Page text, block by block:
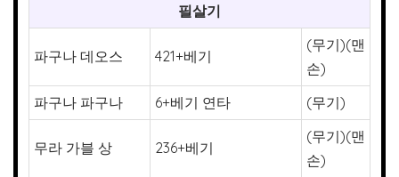
필살기
파구나 데오스 421+베기
(무기)(맨
손)
파구나 파구나
6+베기 연타 (무기)
무라 가블 상 236+베기
(무기)(맨
손)